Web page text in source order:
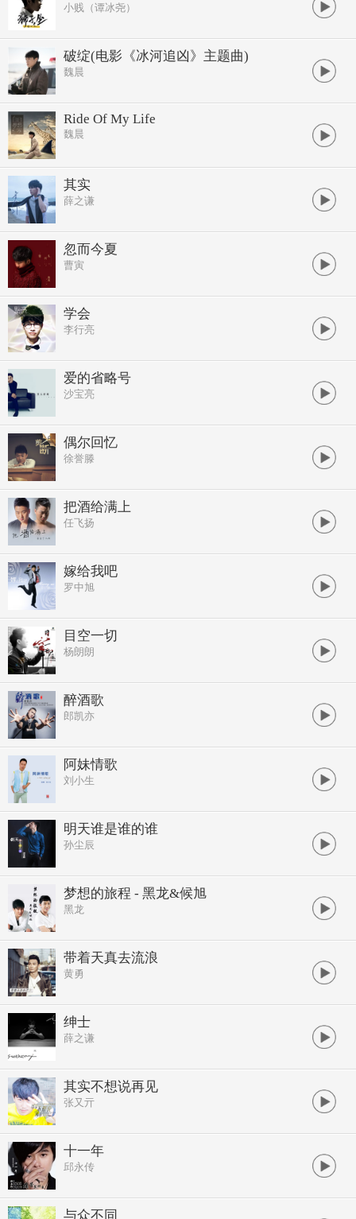
小贱（谭冰尧）
破绽(电影《冰河追凶》主题曲)
魏晨
Ride Of My Life
魏晨
其实
薛之谦
忽而今夏
曹寅
学会
李行亮
爱的省略号
沙宝亮
偶尔回忆
徐誉滕
把酒给满上
任飞扬
嫁给我吧
罗中旭
目空一切
杨朗朗
醉酒歌
郎凯亦
阿妹情歌
刘小生
明天谁是谁的谁
孙尘辰
梦想的旅程 - 黑龙&候旭
黑龙
带着天真去流浪
黄勇
绅士
薛之谦
其实不想说再见
张又亓
十一年
邱永传
与众不同